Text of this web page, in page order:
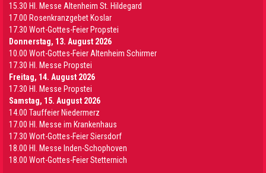
15.30 Hl. Messe Altenheim St. Hildegard
17.00 Rosenkranzgebet Koslar
17.30 Wort-Gottes-Feier Propstei
Donnerstag, 13. August 2026
10.00 Wort-Gottes-Feier Altenheim Schirmer
17.30 Hl. Messe Propstei
Freitag, 14. August 2026
17.30 Hl. Messe Propstei
Samstag, 15. August 2026
14.00 Tauffeier Niedermerz
17.00 Hl. Messe im Krankenhaus
17.30 Wort-Gottes-Feier Siersdorf
18.00 Hl. Messe Inden-Schophoven
18.00 Wort-Gottes-Feier Stetternich